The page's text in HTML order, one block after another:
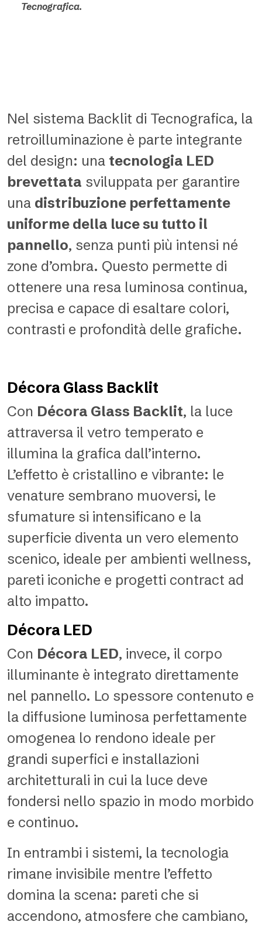
Tecnografica.
Nel sistema Backlit di Tecnografica, la
retroilluminazione è parte integrante
del design: una tecnologia LED
brevettata sviluppata per garantire
una distribuzione perfettamente
uniforme della luce su tutto il
pannello, senza punti più intensi né
zone d’ombra. Questo permette di
ottenere una resa luminosa continua,
precisa e capace di esaltare colori,
contrasti e profondità delle grafiche.
Décora Glass Backlit
Con Décora Glass Backlit, la luce
attraversa il vetro temperato e
illumina la grafica dall’interno.
L’effetto è cristallino e vibrante: le
venature sembrano muoversi, le
sfumature si intensificano e la
superficie diventa un vero elemento
scenico, ideale per ambienti wellness,
pareti iconiche e progetti contract ad
alto impatto.
Décora LED
Con Décora LED, invece, il corpo
illuminante è integrato direttamente
nel pannello. Lo spessore contenuto e
la diffusione luminosa perfettamente
omogenea lo rendono ideale per
grandi superfici e installazioni
architetturali in cui la luce deve
fondersi nello spazio in modo morbido
e continuo.
In entrambi i sistemi, la tecnologia
rimane invisibile mentre l’effetto
domina la scena: pareti che si
accendono, atmosfere che cambiano,